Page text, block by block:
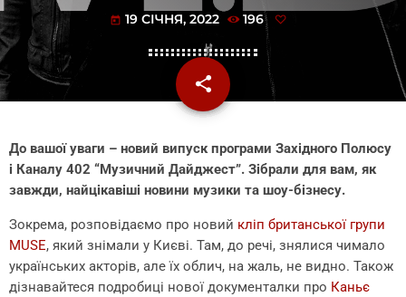
today 19 СІЧНЯ, 2022 196
share
email
До вашої уваги – новий випуск програми Західного Полюсу
і Каналу 402 “Музичний Дайджест”. Зібрали для вам, як
завжди, найцікавіші новини музики та шоу-бізнесу.
Зокрема, розповідаємо про новий кліп британської групи
MUSE, який знімали у Києві. Там, до речі, знялися чимало
українських акторів, але їх облич, на жаль, не видно. Також
дізнавайтеся подробиці нової документалки про Каньє